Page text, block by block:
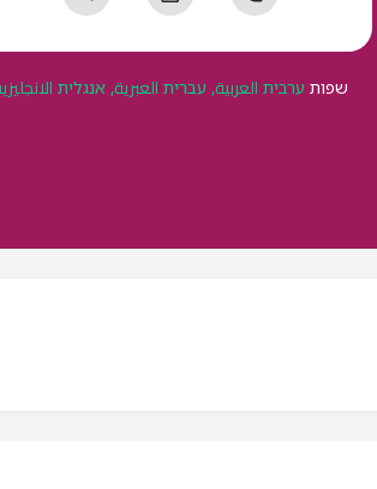
שפות ערבית العربية, עברית العبرية, אנגלית